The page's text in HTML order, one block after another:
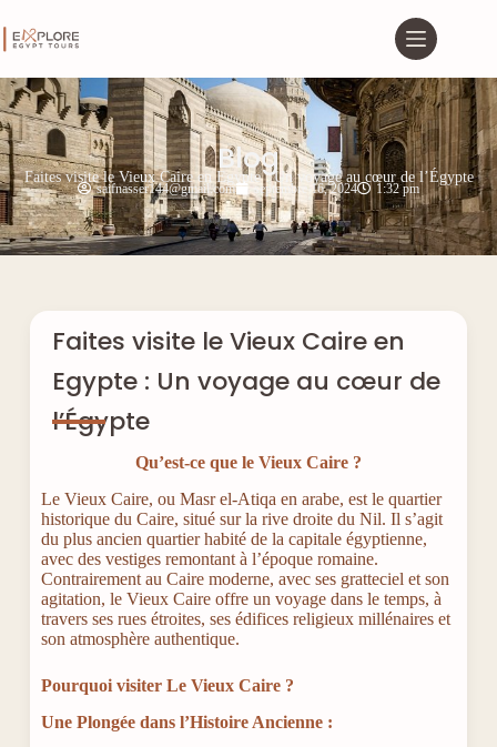
Blog
Faites visite le Vieux Caire en Egypte : Un voyage au cœur de l’Égypte
saifnasser144@gmail.com septembre 16, 2024 1:32 pm
Faites visite le Vieux Caire en
Egypte : Un voyage au cœur de
l’Égypte
Qu’est-ce que le Vieux Caire ?
Le Vieux Caire, ou Masr el-Atiqa en arabe, est le quartier
historique du Caire, situé sur la rive droite du Nil. Il s’agit
du plus ancien quartier habité de la capitale égyptienne,
avec des vestiges remontant à l’époque romaine.
Contrairement au Caire moderne, avec ses gratteciel et son
agitation, le Vieux Caire offre un voyage dans le temps, à
travers ses rues étroites, ses édifices religieux millénaires et
son atmosphère authentique.
Pourquoi visiter Le Vieux Caire ?
Une Plongée dans l’Histoire Ancienne :